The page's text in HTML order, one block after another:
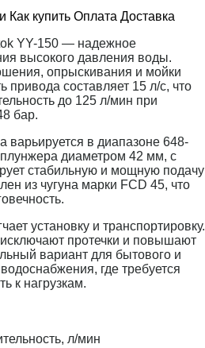
Как купить Оплата Доставка
YY-150 — надежное
высокого давления воды.
опрыскивания и мойки
составляет 15 л/с, что
до 125 л/мин при
бар.
варьируется в диапазоне 648-
диаметром 42 мм, с
стабильную и мощную подачу
из чугуна марки FCD 45, что
установку и транспортировку.
протечки и повышают
вариант для бытового и
где требуется
к нагрузкам.
л/мин